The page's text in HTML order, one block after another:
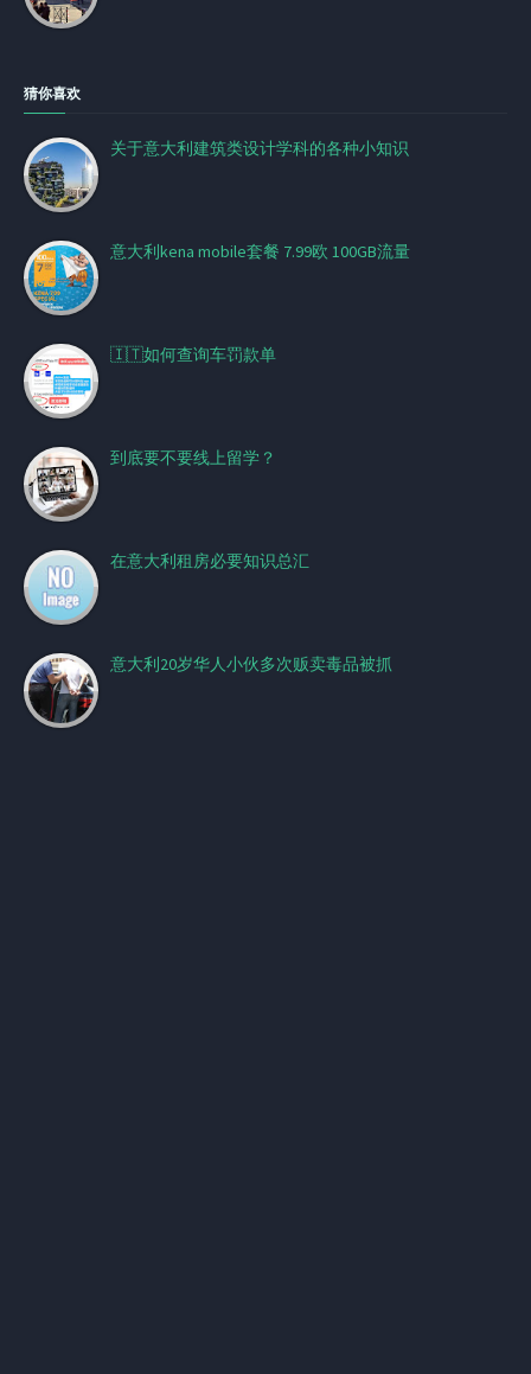
猜你喜欢
关于意大利建筑类设计学科的各种小知识
意大利kena mobile套餐 7.99欧 100GB流量
🇮🇹如何查询车罚款单
到底要不要线上留学？
在意大利租房必要知识总汇
意大利20岁华人小伙多次贩卖毒品被抓